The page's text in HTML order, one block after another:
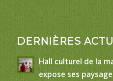
DERNIÈRES
Hall culturel de la
expose ses